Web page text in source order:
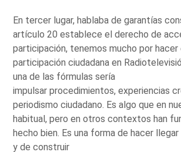
En tercer lugar, hablaba de garantías
artículo 20 establece el derecho de
participación, tenemos mucho por hacer
participación ciudadana en
una de las fórmulas sería
impulsar procedimientos, experiencias
periodismo ciudadano. Es algo que en
habitual, pero en otros contextos han
hecho bien. Es una forma de hacer
y de construir